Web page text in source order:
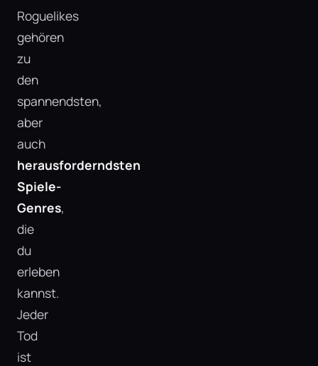
Roguelikes
gehören
zu
den
spannendsten,
aber
auch
herausforderndsten
Spiele-
Genres,
die
du
erleben
kannst.
Jeder
Tod
ist